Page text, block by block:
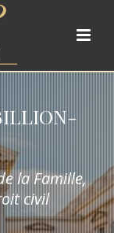
la Famille,
civil